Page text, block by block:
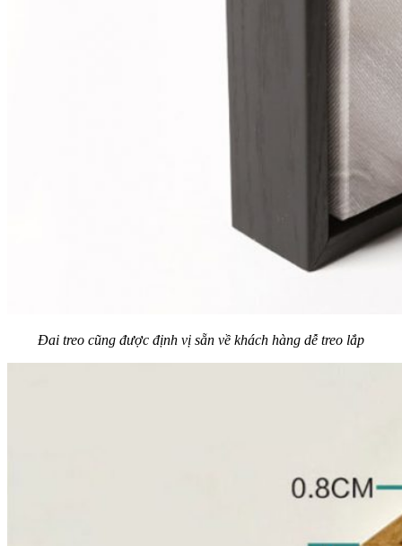
Đai treo cũng được định vị sẵn về khách hàng dễ treo lắp